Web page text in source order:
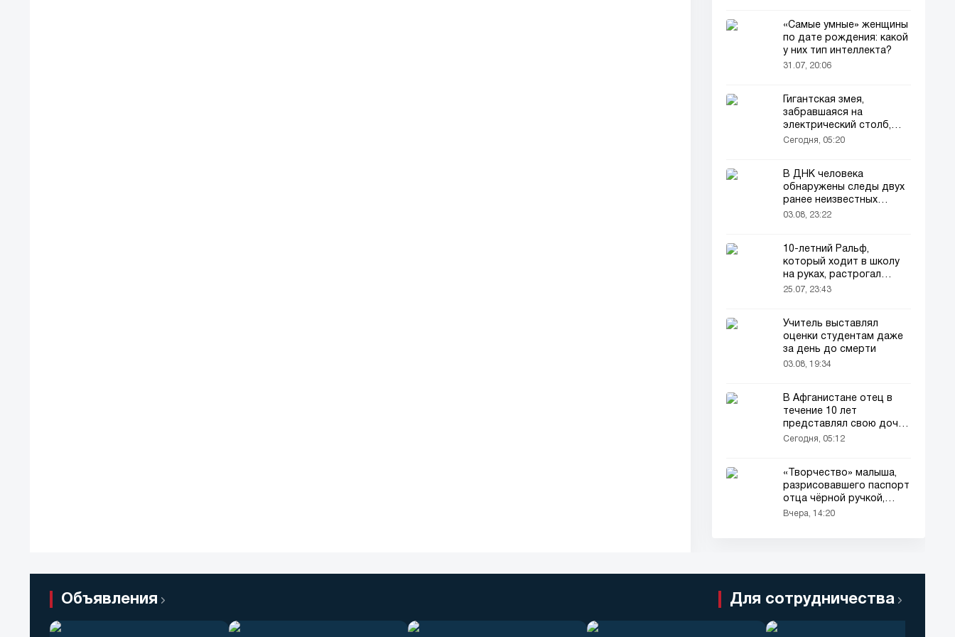
«Самые умные» женщины
по дате рождения: какой
у них тип интеллекта?
31.07, 20:06
Гигантская змея,
забравшаяся на
электрический столб,
погибла от удара током
Сегодня, 05:20
В ДНК человека
обнаружены следы двух
ранее неизвестных
предков
03.08, 23:22
10-летний Ральф,
который ходит в школу
на руках, растрогал
пользователей соцсетей
25.07, 23:43
Учитель выставлял
оценки студентам даже
за день до смерти
03.08, 19:34
В Афганистане отец в
течение 10 лет
представлял свою дочь
окружающим как
Сегодня, 05:12
«Творчество» малыша,
разрисовавшего паспорт
отца чёрной ручкой,
привлекло всеобщее
Вчера, 14:20
Объявления Для сотрудничества